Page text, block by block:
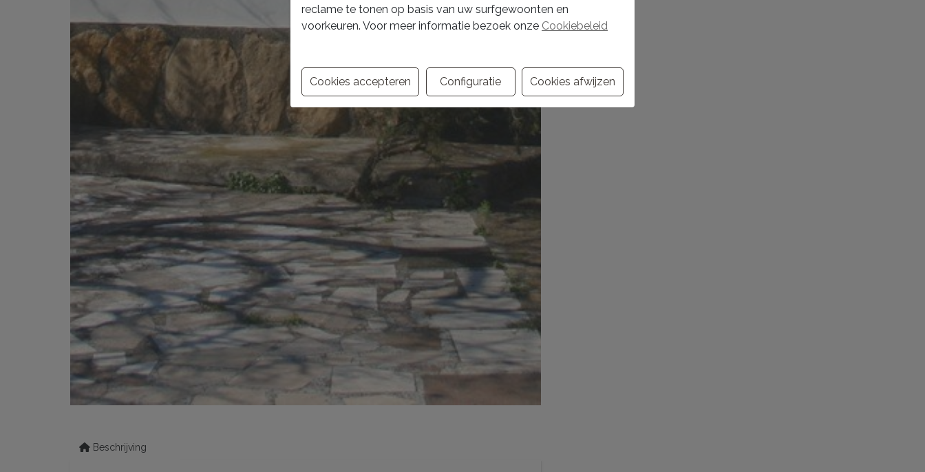
Beschrijving
reclame te tonen op basis van uw surfgewoonten en
voorkeuren. Voor meer informatie bezoek onze Cookiebeleid
Cookies accepteren Configuratie Cookies afwijzen